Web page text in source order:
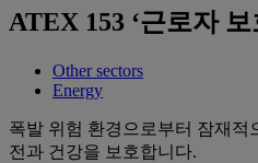
ATEX 153 ‘근로자
Other sectors
Energy
폭발 위험 환경으로부터 잠재적
전과 건강을 보호합니다.